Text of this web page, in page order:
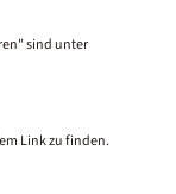
sind unter
Link zu finden.